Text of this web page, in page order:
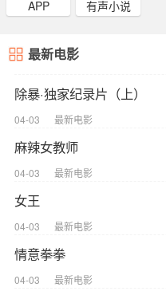
APP
有声小说
最新电影
除暴·独家纪录片（上）
04-03 最新电影
麻辣女教师
04-03 最新电影
女王
04-03 最新电影
情意拳拳
04-03 最新电影